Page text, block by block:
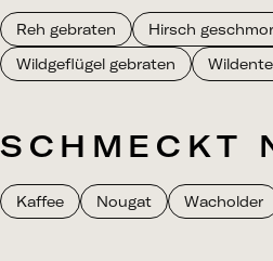
Reh gebraten Hirsch
Wildgeflügel gebraten
SCHMECKT
Kaffee Nougat Wacholder